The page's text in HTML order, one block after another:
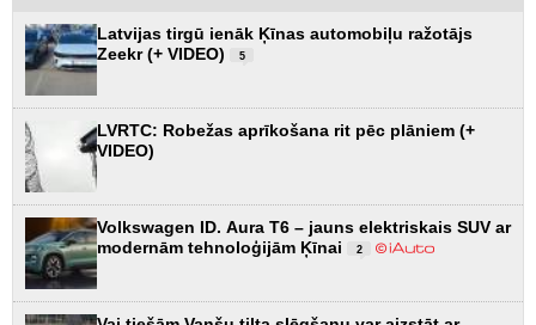
Latvijas tirgū ienāk Ķīnas automobiļu ražotājs
Zeekr (+ VIDEO)
5
LVRTC: Robežas aprīkošana rit pēc plāniem (+
VIDEO)
Volkswagen ID. Aura T6 – jauns elektriskais SUV ar
modernām tehnoloģijām Ķīnai
2